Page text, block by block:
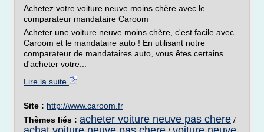
Achetez votre voiture neuve moins chère avec le
comparateur mandataire Caroom
Acheter une voiture neuve moins chère, c'est facile avec
Caroom et le mandataire auto ! En utilisant notre
comparateur de mandataires auto, vous êtes certains
d'acheter votre...
Lire la suite
Site : http://www.caroom.fr
Thèmes liés : acheter voiture neuve pas chere /